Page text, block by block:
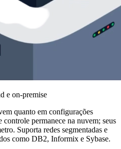
e on-premise
quanto em configurações
permanece na nuvem; seus
Suporta redes segmentadas e
como DB2, Informix e Sybase.